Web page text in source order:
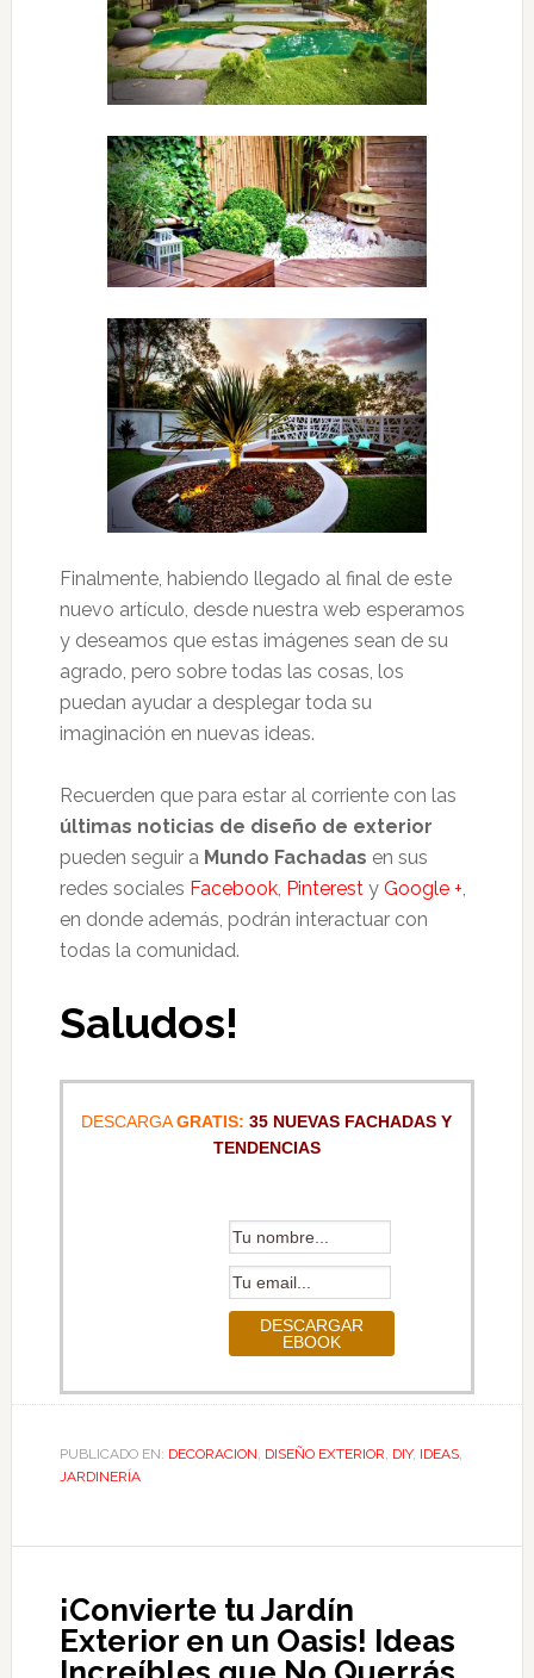
Finalmente, habiendo llegado al final de este
nuevo artículo, desde nuestra web esperamos
y deseamos que estas imágenes sean de su
agrado, pero sobre todas las cosas, los
puedan ayudar a desplegar toda su
imaginación en nuevas ideas.
Recuerden que para estar al corriente con las
últimas noticias de diseño de exterior
pueden seguir a Mundo Fachadas en sus
redes sociales Facebook, Pinterest y Google +,
en donde además, podrán interactuar con
todas la comunidad.
Saludos!
DESCARGAGRATIS: 35 NUEVAS FACHADAS Y
TENDENCIAS
PUBLICADO EN: DECORACION, DISEÑO EXTERIOR, DIY, IDEAS,
JARDINERÍA
¡Convierte tu Jardín
Exterior en un Oasis! Ideas